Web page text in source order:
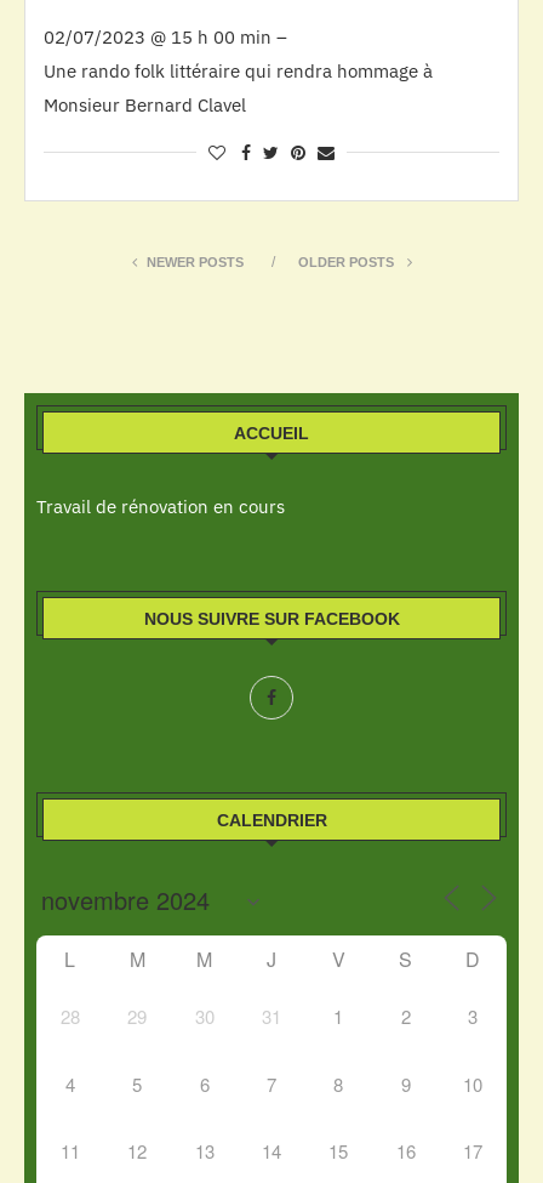
02/07/2023 @ 15 h 00 min –
Une rando folk littéraire qui rendra hommage à
Monsieur Bernard Clavel
NEWER POSTS OLDER POSTS
ACCUEIL
Travail de rénovation en cours
NOUS SUIVRE SUR FACEBOOK
CALENDRIER
L M M J V S D
28 29 30 31 1 2 3
4 5 6 7 8 9 10
11 12 13 14 15 16 17